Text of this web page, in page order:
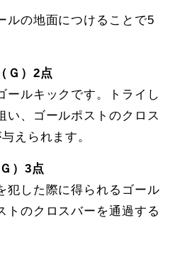
ルの地面につけることで5
Ｇ）2点
ールキックです。トライし
い、ゴールポストのクロス
えられます。
）3点
犯した際に得られるゴール
トのクロスバーを通過する